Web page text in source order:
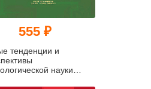
555 ₽
тенденции и
науки